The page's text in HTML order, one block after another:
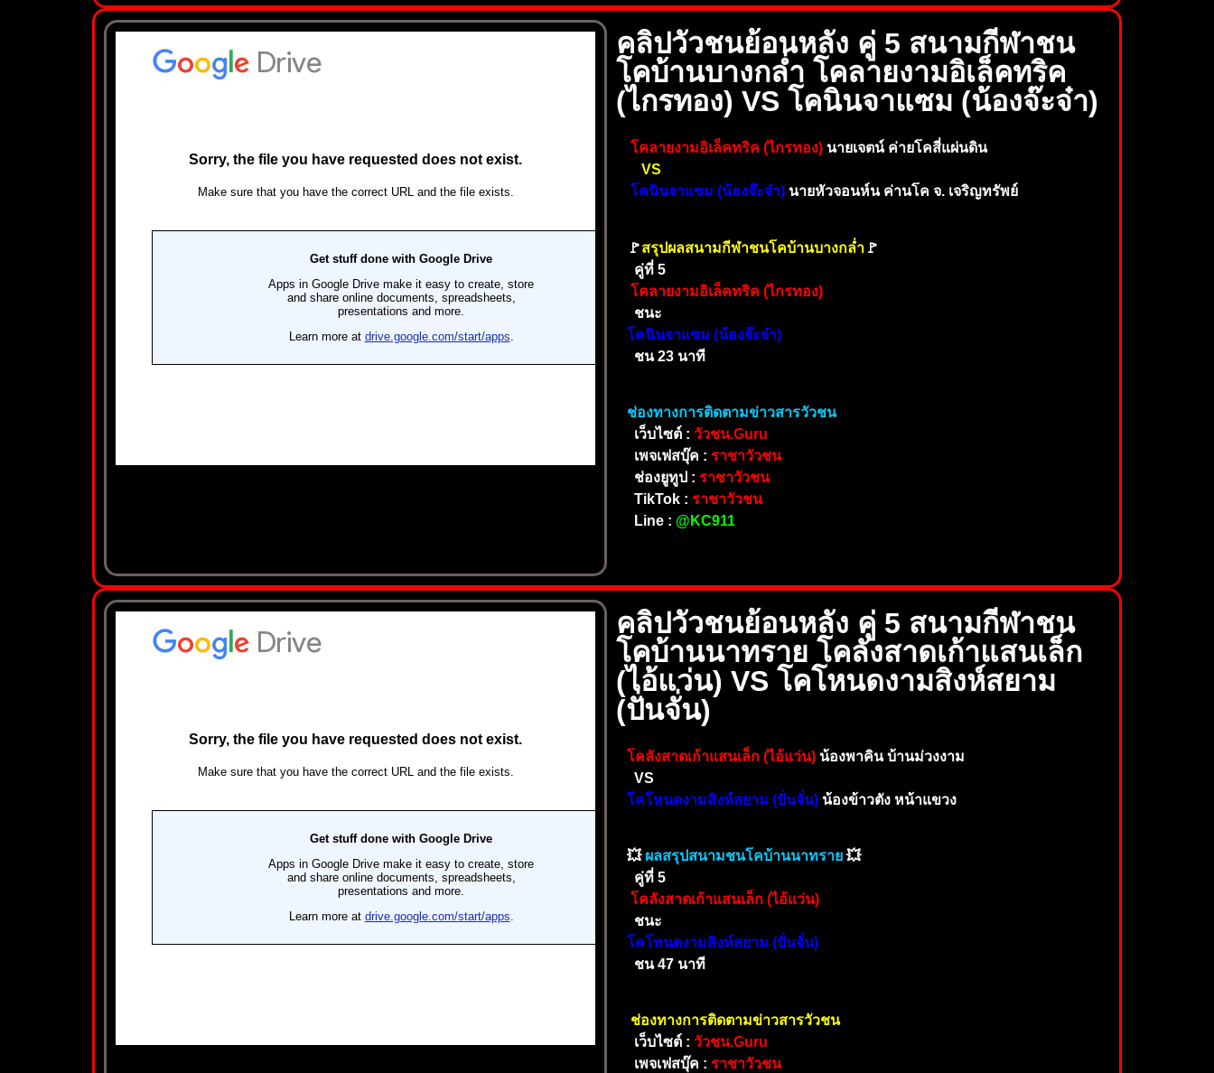
คลิปวัวชนย้อนหลัง คู่ 5 สนามกีฬาชน
โคบ้านบางกล่ำ โคลายงามอิเล็คทริค
(ไกรทอง) VS โคนินจาแซม (น้องจ๊ะจ๋า)
โคลายงามอิเล็คทริค (ไกรทอง) นายเจตน์ ค่ายโคสี่แผ่นดิน
VS
โคนินจาแซม (น้องจ๊ะจ๋า) นายหัวจอนห์น ค่านโค จ. เจริญทรัพย์
🚩สรุปผลสนามกีฬาชนโคบ้านบางกล่ำ 🚩
คู่ที่ 5
โคลายงามอิเล็คทริค (ไกรทอง)
ชนะ
โคนินจาแซม (น้องจ๊ะจ๋า)
ชน 23 นาที
ช่องทางการติดตามข่าวสารวัวชน
เว็บไซต์ : วัวชน.Guru
เพจเฟสบุ๊ค : ราชาวัวชน
ช่องยูทูป : ราชาวัวชน
TikTok : ราชาวัวชน
Line : @KC911
คลิปวัวชนย้อนหลัง คู่ 5 สนามกีฬาชน
โคบ้านนาทราย โคลังสาดเก้าแสนเล็ก
(ไอ้แว่น) VS โคโหนดงามสิงห์สยาม
(ปั่นจั่น)
โคลังสาดเก้าแสนเล็ก (ไอ้แว่น) น้องพาคิน บ้านม่วงงาม
VS
โคโหนดงามสิงห์สยาม (ปั่นจั่น) น้องข้าวตัง หน้าแขวง
💥 ผลสรุปสนามชนโคบ้านนาทราย 💥
คู่ที่ 5
โคลังสาดเก้าแสนเล็ก (ไอ้แว่น)
ชนะ
โคโหนดงามสิงห์สยาม (ปั่นจั่น)
ชน 47 นาที
ช่องทางการติดตามข่าวสารวัวชน
เว็บไซต์ : วัวชน.Guru
เพจเฟสบุ๊ค : ราชาวัวชน